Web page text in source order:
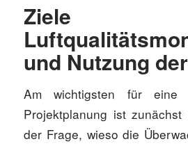
Ziele
und Nutzung
Am wichtigsten für eine
Projektplanung ist
der Frage, wieso die